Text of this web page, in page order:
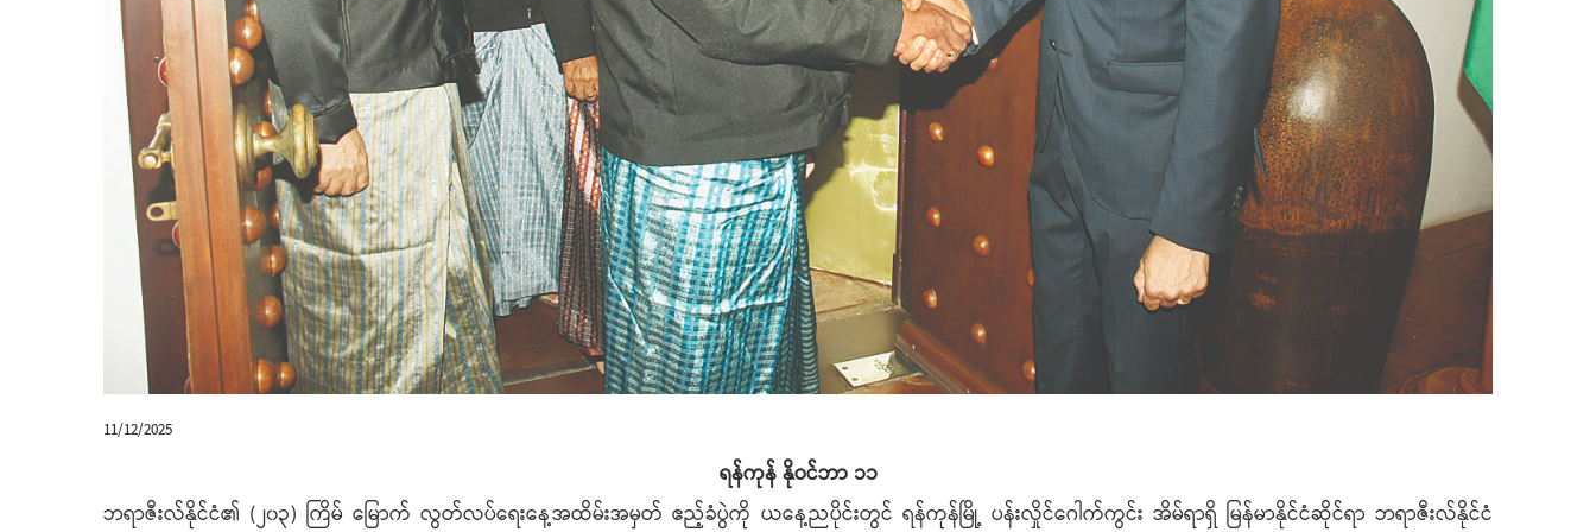
11/12/2025
ရန်ကုန် နိုဝင်ဘာ ၁၁
ဘရာဇီးလ်နိုင်ငံ၏ (၂၀၃) ကြိမ် မြောက် လွတ်လပ်ရေးနေ့အထိမ်းအမှတ် ဧည့်ခံပွဲကို ယနေ့ညပိုင်းတွင် ရန်ကုန်မြို့ ပန်းလှိုင်ဂေါက်ကွင်း အိမ်ရာရှိ မြန်မာနိုင်ငံဆိုင်ရာ ဘရာဇီးလ်နိုင်ငံ